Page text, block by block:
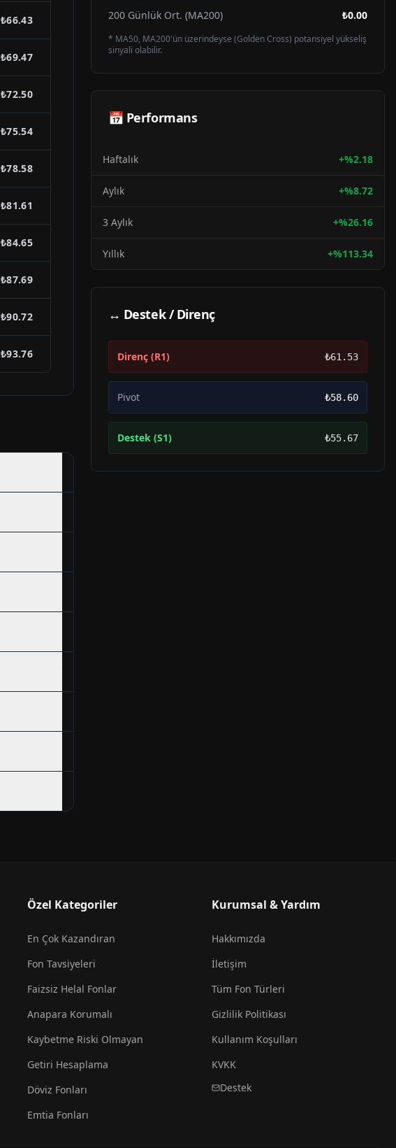
₺66.43
₺69.47
₺72.50
₺75.54
₺78.58
₺81.61
₺84.65
₺87.69
₺90.72
₺93.76
200 Günlük Ort. (MA200) ₺0.00
* MA50, MA200'ün üzerindeyse (Golden Cross) potansiyel yükseliş
sinyali olabilir.
📅 Performans
Haftalık +%2.18
Aylık +%8.72
3 Aylık +%26.16
Yıllık +%113.34
↔ Destek / Direnç
Direnç (R1) ₺61.53
Pivot ₺58.60
Destek (S1) ₺55.67
Özel Kategoriler
En Çok Kazandıran
Fon Tavsiyeleri
Faizsiz Helal Fonlar
Anapara Korumalı
Kaybetme Riski Olmayan
Getiri Hesaplama
Döviz Fonları
Emtia Fonları
Kurumsal & Yardım
Hakkımızda
İletişim
Tüm Fon Türleri
Gizlilik Politikası
Kullanım Koşulları
KVKK
Destek